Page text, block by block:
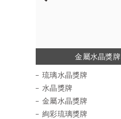
琉璃水晶獎牌
水晶獎牌
金屬水晶獎牌
絢彩琉璃獎牌
木質獎牌
彩透玻璃獎牌
壓克力獎牌
水晶陶瓷獎牌
運動徽章
琉璃水晶獎牌
水晶獎牌
金屬水晶獎牌
絢彩琉璃獎牌